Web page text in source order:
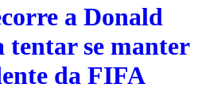
a Donald
se manter
da FIFA